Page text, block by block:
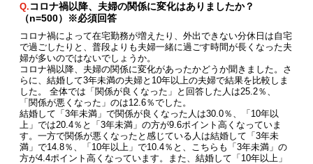
Q. コロナ禍以降、夫婦の関係に変化はありましたか？
（n=500）※必須回答
コロナ禍によって在宅勤務が増えたり、外出できない分休日は自宅
で過ごしたりと、普段よりも夫婦一緒に過ごす時間が長くなった夫
婦が多いのではないでしょうか。
コロナ禍以降、夫婦の関係に変化があったかどうか聞きました。さ
らに、結婚して3年未満の夫婦と10年以上の夫婦で結果を比較しま
した。 全体では「関係が良くなった」と回答した人は25.2％、
「関係が悪くなった」のは12.6％でした。
結婚して「3年未満」で関係が良くなった人は30.0％、「10年以
上」では20.4％と「3年未満」の方が9.6ポイント高くなっていま
す。一方で関係が悪くなったと感じている人は結婚して「3年未
満」で14.8％、「10年以上」で10.4％と、こちらも「3年未満」の
方が4.4ポイント高くなっています。また、結婚して「10年以上」